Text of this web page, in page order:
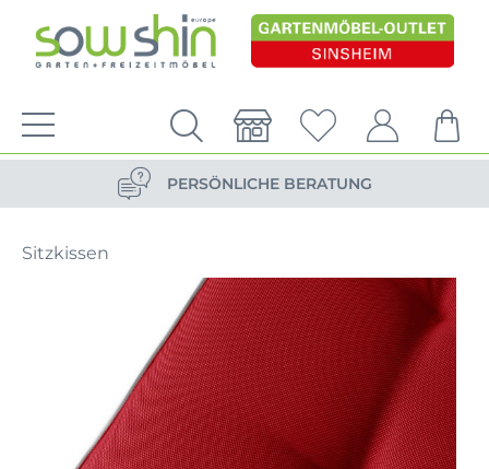
VERSANDKOSTENFREIE LIEFERUNG
PERSÖNLICHE BERATUNG
VERSANDKOSTENFREIE LIEFERUNG
PERSÖNLICHE BERATUNG
Sitzkissen